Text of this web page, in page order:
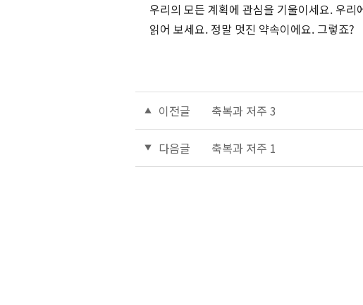
우리의 모든 계획에 관심을 기울이세요. 우
읽어 보세요. 정말 멋진 약속이에요. 그렇죠?
이전글 축복과 저주 3
다음글 축복과 저주 1